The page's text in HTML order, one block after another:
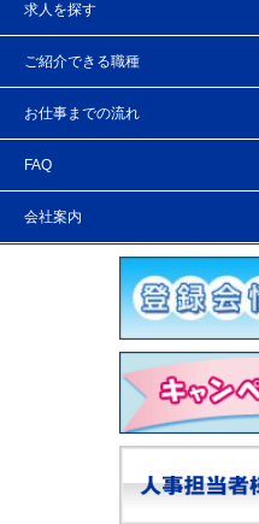
求人を探す
ご紹介できる職種
お仕事までの流れ
FAQ
会社案内